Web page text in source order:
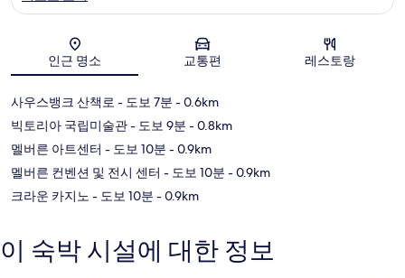
지도
인근 명소 교통편 레스토랑
사우스뱅크 산책로 - 도보 7분 - 0.6km
빅토리아 국립미술관- 도보 9분 - 0.8km
멜버른 아트센터 - 도보 10분 - 0.9km
멜버른 컨벤션 및 전시 센터 - 도보 10분 - 0.9km
크라운 카지노 - 도보 10분 - 0.9km
이 숙박 시설에 대한 정보